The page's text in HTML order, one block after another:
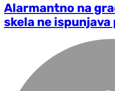
Alarmantno na
skela ne ispunjava